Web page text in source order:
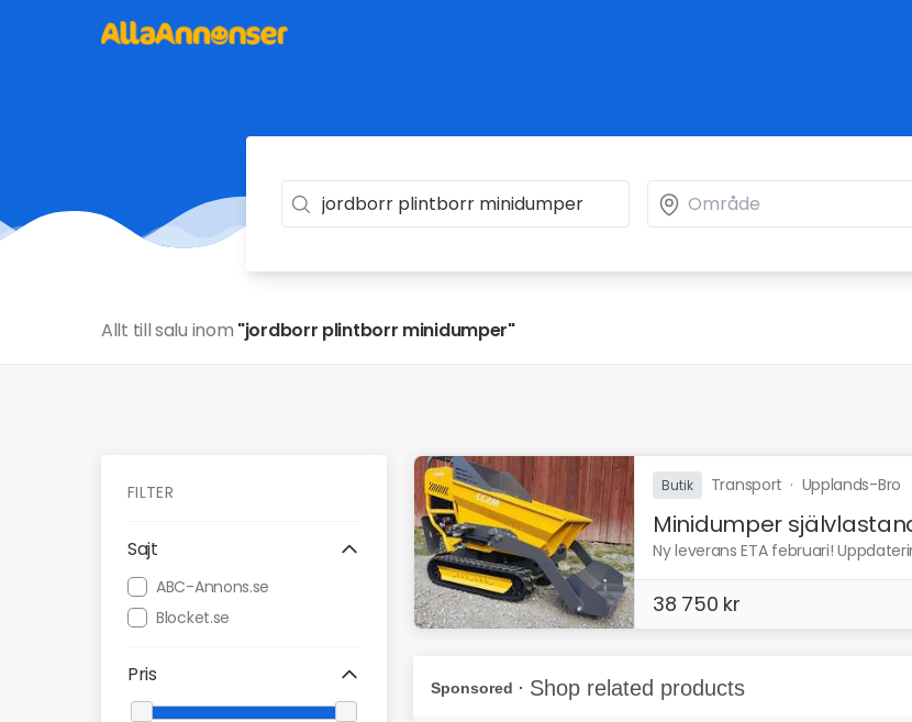
Allt till salu inom "jordborr plintborr minidumper"
FILTER
Sajt
ABC-Annons.se
Blocket.se
Pris
Butik Transport · Upplands-Bro
Minidumper
Ny leverans ETA februari!
38 750 kr